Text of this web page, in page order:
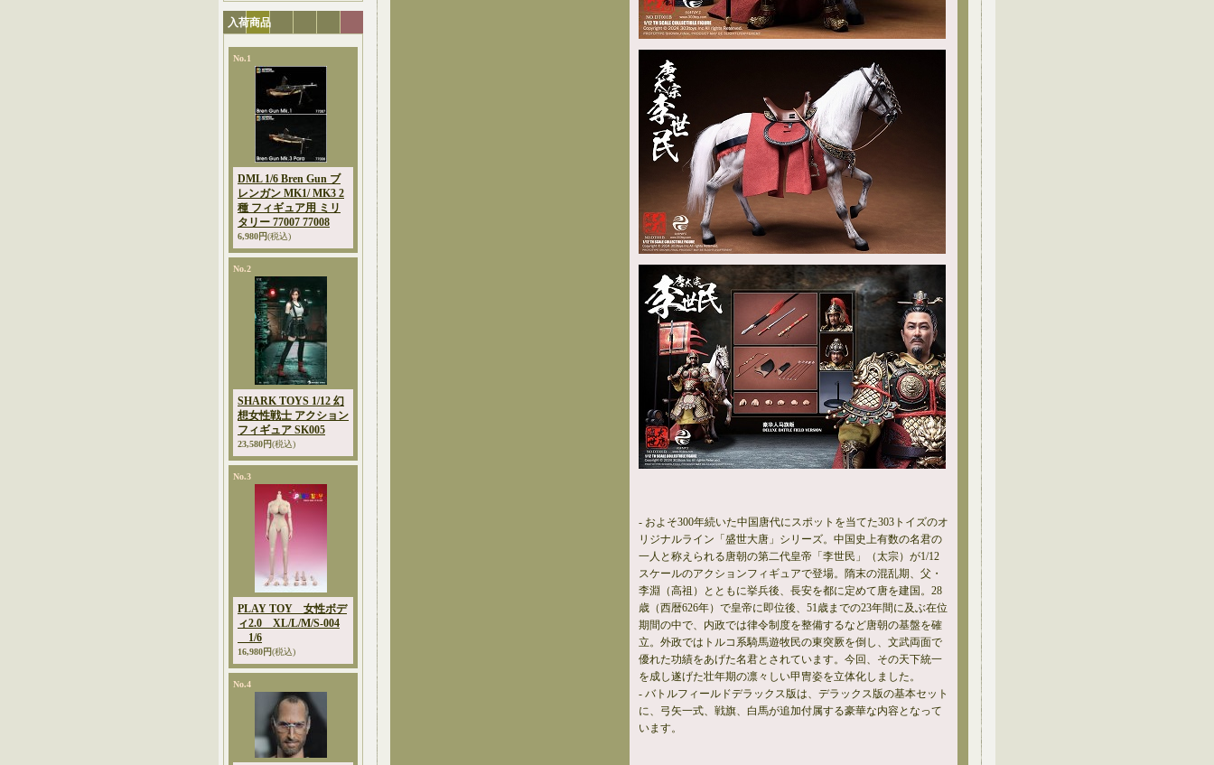
入荷商品
No.1
DML 1/6 Bren Gun ブ
レンガン MK1/ MK3 2
種 フィギュア用 ミリ
タリー 77007 77008
6,980円(税込)
No.2
SHARK TOYS 1/12 幻
想女性戦士 アクション
フィギュア SK005
23,580円(税込)
No.3
PLAY TOY 女性ボデ
ィ2.0 XL/L/M/S-004
1/6
16,980円(税込)
No.4
- およそ300年続いた中国唐代にスポットを当てた303トイズのオ
リジナルライン「盛世大唐」シリーズ。中国史上有数の名君の
一人と称えられる唐朝の第二代皇帝「李世民」（太宗）が1/12
スケールのアクションフィギュアで登場。隋末の混乱期、父・
李淵（高祖）とともに挙兵後、長安を都に定めて唐を建国。28
歳（西暦626年）で皇帝に即位後、51歳までの23年間に及ぶ在位
期間の中で、内政では律令制度を整備するなど唐朝の基盤を確
立。外政ではトルコ系騎馬遊牧民の東突厥を倒し、文武両面で
優れた功績をあげた名君とされています。今回、その天下統一
を成し遂げた壮年期の凛々しい甲冑姿を立体化しました。
- バトルフィールドデラックス版は、デラックス版の基本セット
に、弓矢一式、戦旗、白馬が追加付属する豪華な内容となって
います。